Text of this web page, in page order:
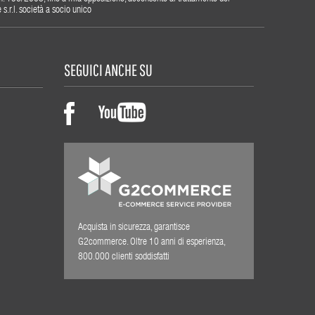
società a socio unico
SEGUICI ANCHE SU
Acquista in sicurezza, garantisce
G2commerce. Oltre 10 anni di esperienza,
800.000 clienti soddisfatti